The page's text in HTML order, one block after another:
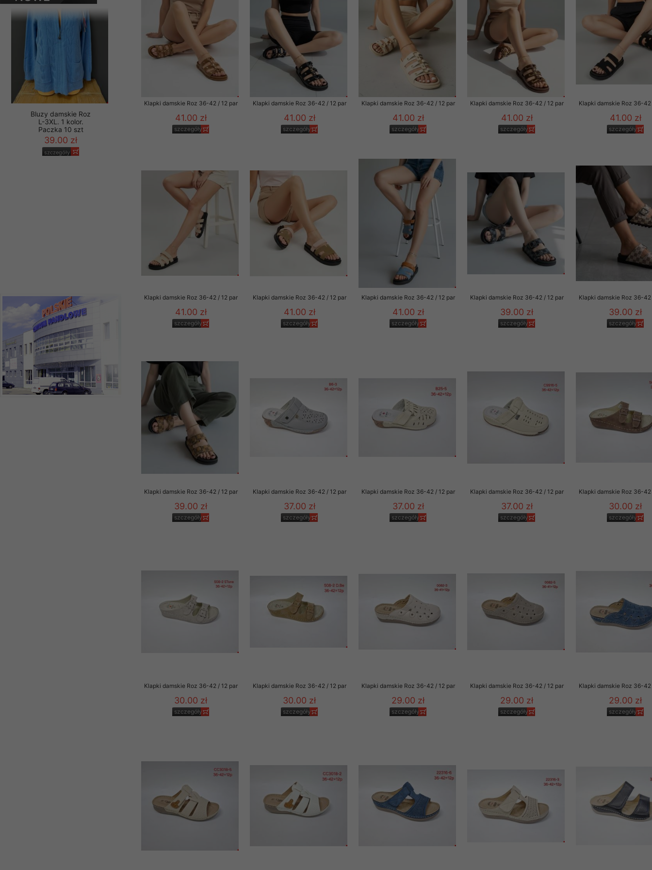
PRODUKTY
Bluzy damskie Roz
L-3XL. 1 kolor.
Klapki damskie Roz 36-42 / 12 par
41.00 zł
szczegóły
Klapki damskie Roz 36-42 / 12 par
41.00 zł
szczegóły
Klapki damskie Roz 36-42 / 12 par
41.00 zł
szczegóły
Klapki damskie Roz 36-42 / 12 par
41.00 zł
szczegóły
Klapki damskie Roz 36-42
41.00 zł
szczegóły
Klapki damskie Roz 36-42 / 12 par
41.00 zł
szczegóły
Klapki damskie Roz 36-42 / 12 par
41.00 zł
szczegóły
Klapki damskie Roz 36-42 / 12 par
41.00 zł
szczegóły
Klapki damskie Roz 36-42 / 12 par
39.00 zł
szczegóły
Klapki damskie Roz 36-42
39.00 zł
szczegóły
Klapki damskie Roz 36-42 / 12 par
39.00 zł
szczegóły
Klapki damskie Roz 36-42 / 12 par
37.00 zł
szczegóły
Klapki damskie Roz 36-42 / 12 par
37.00 zł
szczegóły
Klapki damskie Roz 36-42 / 12 par
37.00 zł
szczegóły
Klapki damskie Roz 36-42
30.00 zł
szczegóły
Klapki damskie Roz 36-42 / 12 par
30.00 zł
szczegóły
Klapki damskie Roz 36-42 / 12 par
30.00 zł
szczegóły
Klapki damskie Roz 36-42 / 12 par
29.00 zł
szczegóły
Klapki damskie Roz 36-42 / 12 par
29.00 zł
szczegóły
Klapki damskie Roz 36-42
29.00 zł
szczegóły
Materiały reklamowo - promocyjne wysyłamy Klientom jedynie wówczas, gdy wyrazili na to zgodę. Dotyczy to w
szczególności newslettera wysyłanego Klientowi, jeżeli potwierdzi wyraźnie wskazanego przez nas linka
zawierającego akceptację na otrzymywanie newslettera o aktualnych promocjach, rabatach i nowościach w
naszym Sklepie. Materiały te dotyczą wyłącznie oferty naszego Sklepu.
Wszelkie pytania, wnioski i sugestie odnoszące się do ochrony Państwa prywatności, w szczególności danych
osobowych prosimy zgłaszać na email